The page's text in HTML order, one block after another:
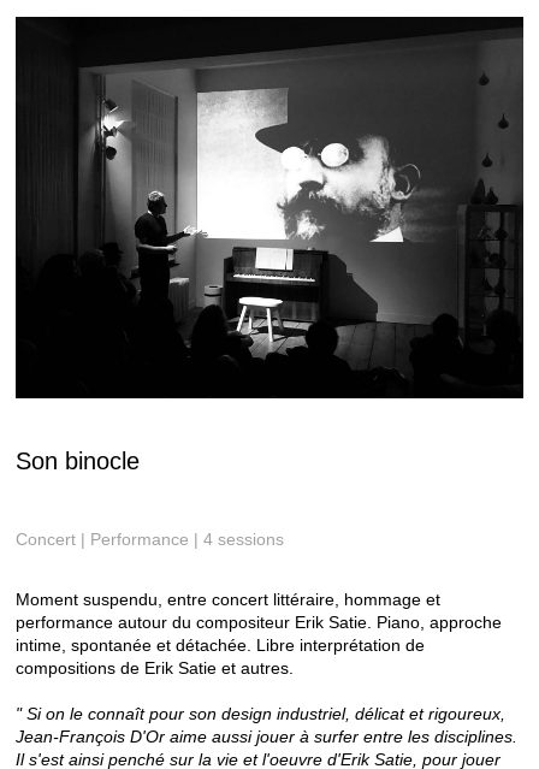
Son binocle
Concert | Performance | 4 sessions
Moment suspendu, entre concert littéraire, hommage et
performance autour du compositeur Erik Satie. Piano, approche
intime, spontanée et détachée. Libre interprétation de
compositions de Erik Satie et autres.
" Si on le connaît pour son design industriel, délicat et rigoureux,
Jean-François D'Or aime aussi jouer à surfer entre les disciplines.
Il s'est ainsi penché sur la vie et l'oeuvre d'Erik Satie, pour jouer